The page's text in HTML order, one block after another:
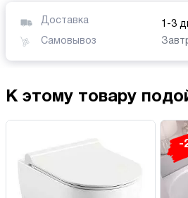
Доставка 1-3
Самовывоз
К этому товару
-